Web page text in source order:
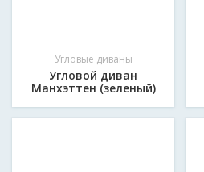
Угловые диваны
Угловой диван
Манхэттен (зеленый)